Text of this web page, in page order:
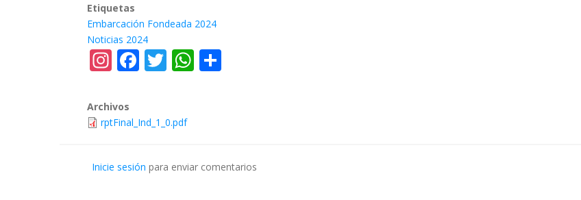
Etiquetas
Embarcación Fondeada 2024
Noticias 2024
Instagram
Facebook
TwitterWhatsApp
Archivos
rptFinal_Ind_1_0.pdf
Inicie sesión para enviar comentarios